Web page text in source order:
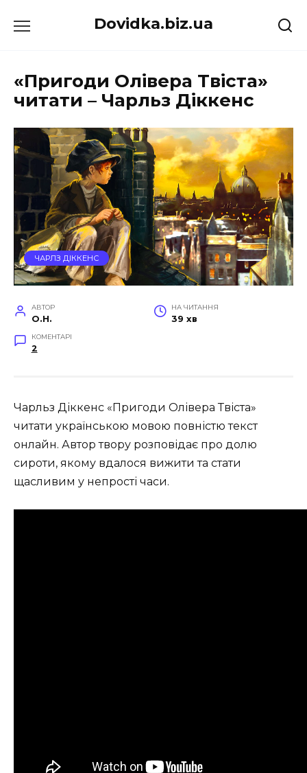
до
Dovidka.biz.ua
«Пригоди Олівера Твіста»
читати – Чарльз Діккенс
ЧАРЛЗ ДІККЕНС
АВТОР
O.H.
НА ЧИТАННЯ
39 хв
КОМЕНТАРІ
2
Чарльз Діккенс «Пригоди Олівера Твіста»
читати українською мовою повністю текст
онлайн. Автор твору розповідає про долю
сироти, якому вдалося вижити та стати
щасливим у непрості часи.